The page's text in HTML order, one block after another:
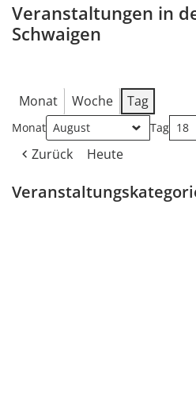
Veranstaltungen in
Schwaigen
Monat Woche Tag
Monat Tag
Zurück Heute